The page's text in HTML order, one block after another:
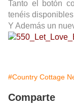
Tanto el botón
tenéis
Y Además un
#Country Cottage
Comparte